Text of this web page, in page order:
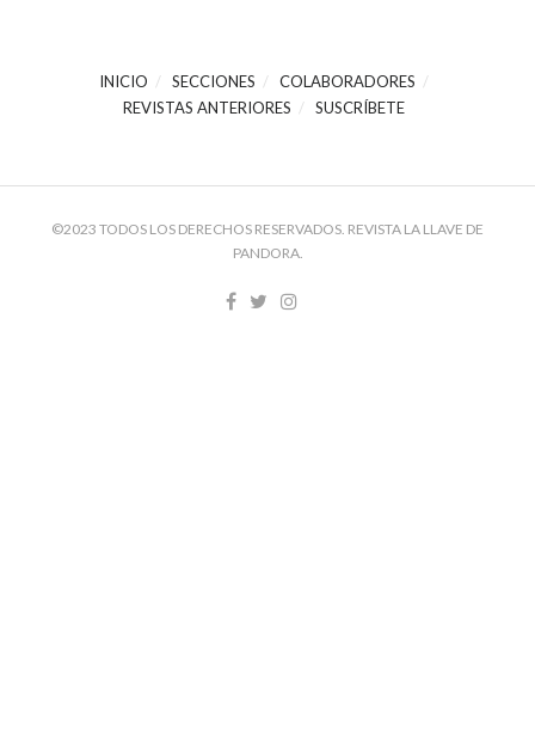
INICIO SECCIONES
COLABORADORES
REVISTAS ANTERIORES
SUSCRÍBETE
©2023 TODOS LOS DERECHOS RESERVADOS. REVISTA LA LLAVE DE
PANDORA.